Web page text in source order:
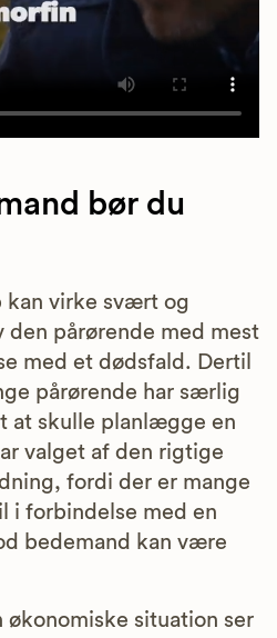
bør du
kan virke svært og
den pårørende med mest
med et dødsfald. Dertil
pårørende har særlig
at skulle planlægge en
valget af den rigtige
fordi der er mange
i forbindelse med en
bedemand kan være
økonomiske situation ser